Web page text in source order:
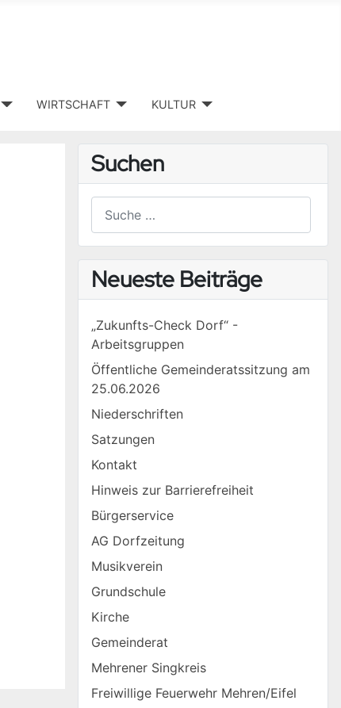
WIRTSCHAFT KULTUR
Suchen
Neueste Beiträge
„Zukunfts-Check Dorf“ -
Arbeitsgruppen
Öffentliche Gemeinderatssitzung am
25.06.2026
Niederschriften
Satzungen
Kontakt
Hinweis zur Barrierefreiheit
Bürgerservice
AG Dorfzeitung
Musikverein
Grundschule
Kirche
Gemeinderat
Mehrener Singkreis
Freiwillige Feuerwehr Mehren/Eifel